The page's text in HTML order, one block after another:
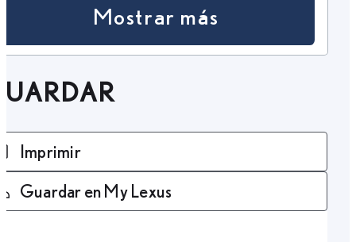
Mostrar más
Imprimir
Guardar en My Lexus